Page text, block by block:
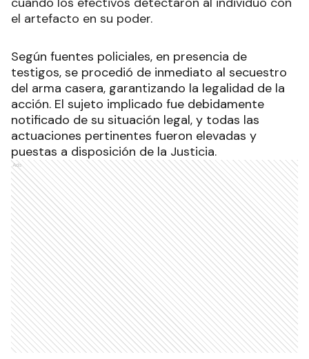
el artefacto en su poder.
Según fuentes policiales, en presencia de
testigos, se procedió de inmediato al secuestro
del arma casera, garantizando la legalidad de la
acción. El sujeto implicado fue debidamente
notificado de su situación legal, y todas las
actuaciones pertinentes fueron elevadas y
puestas a disposición de la Justicia.
Ads